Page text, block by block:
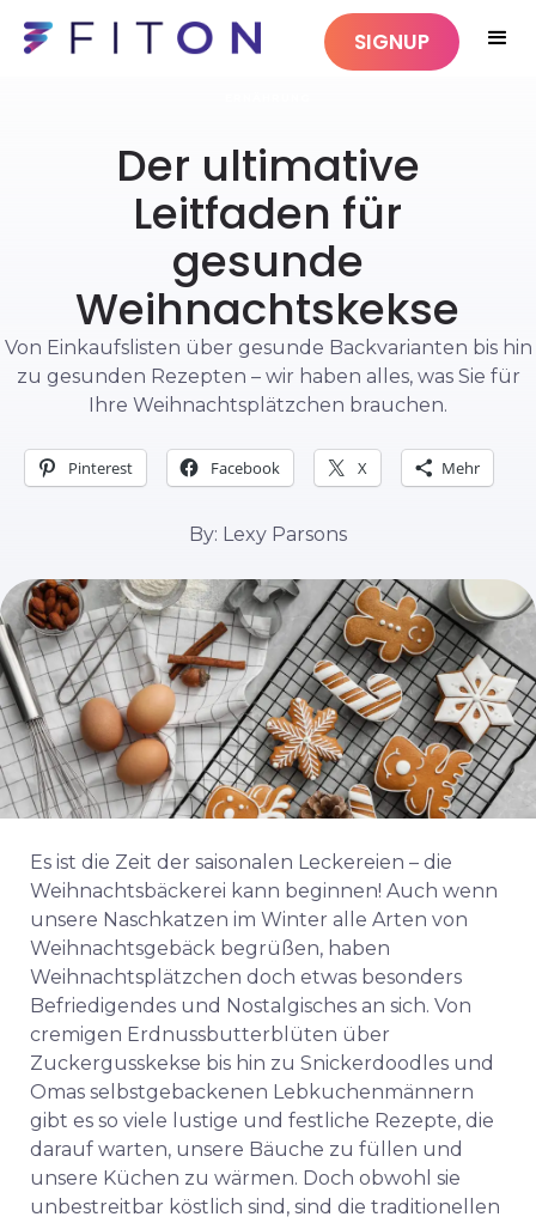
SIGNUP
Der ultimative
Leitfaden für
gesunde
Weihnachtskekse
Von Einkaufslisten über gesunde Backvarianten bis hin
zu gesunden Rezepten – wir haben alles, was Sie für
Ihre Weihnachtsplätzchen brauchen.
Pinterest Facebook X Mehr
By: Lexy Parsons
Es ist die Zeit der saisonalen Leckereien – die
Weihnachtsbäckerei kann beginnen! Auch wenn
unsere Naschkatzen im Winter alle Arten von
Weihnachtsgebäck begrüßen, haben
Weihnachtsplätzchen doch etwas besonders
Befriedigendes und Nostalgisches an sich. Von
cremigen Erdnussbutterblüten über
Zuckergusskekse bis hin zu Snickerdoodles und
Omas selbstgebackenen Lebkuchenmännern
gibt es so viele lustige und festliche Rezepte, die
darauf warten, unsere Bäuche zu füllen und
unsere Küchen zu wärmen. Doch obwohl sie
unbestreitbar köstlich sind, sind die traditionellen